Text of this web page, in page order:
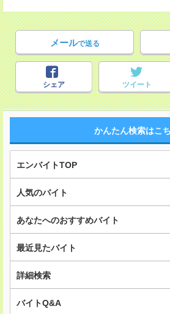
メールで送る
シェア ツイート
かんたん検索はこ
エンバイトTOP
人気のバイト
あなたへのおすすめバイト
最近見たバイト
詳細検索
バイトQ&A